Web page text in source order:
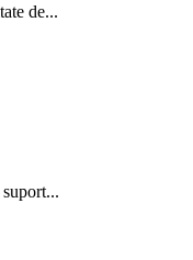
de...